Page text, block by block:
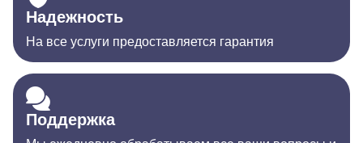
Надежность
На все услуги предоставляется гарантия
Поддержка